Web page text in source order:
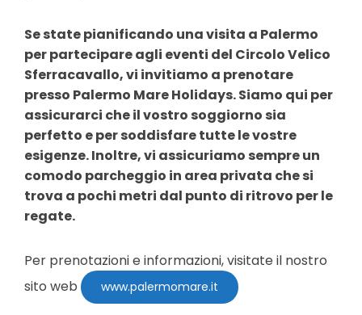
Se state pianificando una visita a Palermo
per partecipare agli eventi del Circolo Velico
Sferracavallo, vi invitiamo a prenotare
presso Palermo Mare Holidays. Siamo qui per
assicurarci che il vostro soggiorno sia
perfetto e per soddisfare tutte le vostre
esigenze. Inoltre, vi assicuriamo sempre un
comodo parcheggio in area privata che si
trova a pochi metri dal punto di ritrovo per le
regate.
Per prenotazioni e informazioni, visitate il nostro
sito web
www.palermomare.it